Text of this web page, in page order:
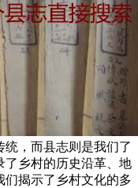
统，而县志则是我们了
了乡村的历史沿革、地
揭示了乡村文化的多